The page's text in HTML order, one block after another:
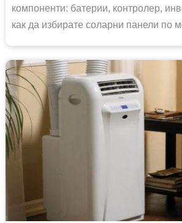
компоненти: батерии, контролер,
как да избирате соларни панели по